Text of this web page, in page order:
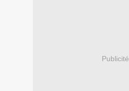
Publicité